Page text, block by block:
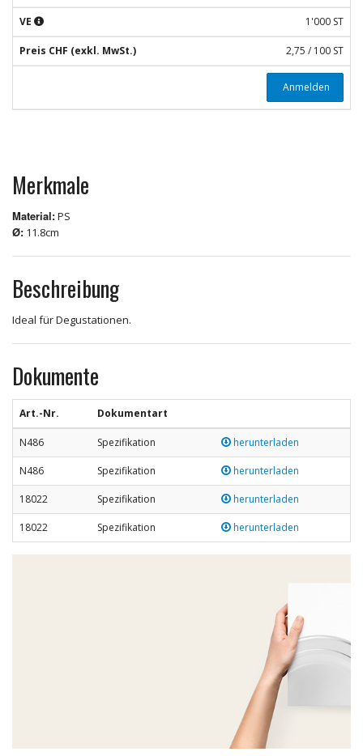
VE 1'000 ST
Preis CHF (exkl. MwSt.) 2,75 / 100 ST
Anmelden
Merkmale
Material:PS
Ø: 11.8cm
Beschreibung
Ideal für Degustationen.
Dokumente
Art.-Nr. Dokumentart
N486 Spezifikation herunterladen
N486 Spezifikation herunterladen
18022 Spezifikation herunterladen
18022 Spezifikation herunterladen